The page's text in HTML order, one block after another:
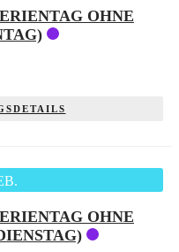
OHNE
OHNE